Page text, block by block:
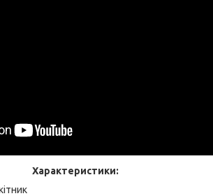
Характеристики: